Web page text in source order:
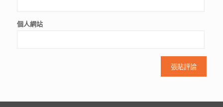
個人網站